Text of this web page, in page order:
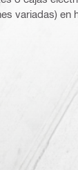
variadas) en